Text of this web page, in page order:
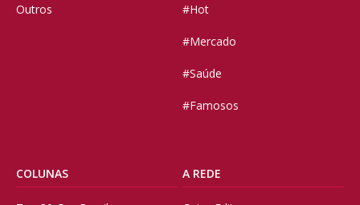
Outros #Hot
#Mercado
#Saúde
#Famosos
COLUNAS A REDE